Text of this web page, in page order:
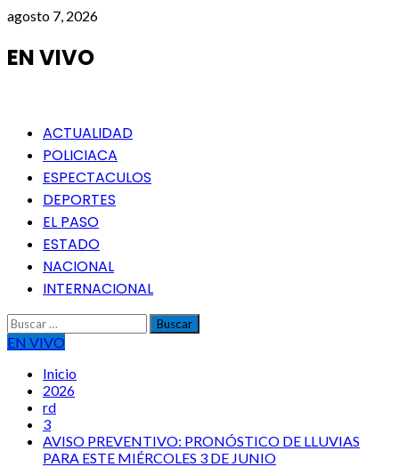
Saltar
contenido
agosto 7, 2026
EN VIVO
Menú
principal
ACTUALIDAD
POLICIACA
ESPECTACULOS
DEPORTES
EL PASO
ESTADO
NACIONAL
INTERNACIONAL
Buscar:
EN VIVO
Inicio
2026
rd
3
AVISO PREVENTIVO: PRONÓSTICO DE LLUVIAS
PARA ESTE MIÉRCOLES 3 DE JUNIO